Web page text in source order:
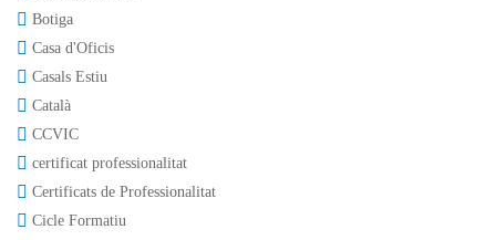
Botiga
Casa d'Oficis
Casals Estiu
Català
CCVIC
certificat professionalitat
Certificats de Professionalitat
Cicle Formatiu